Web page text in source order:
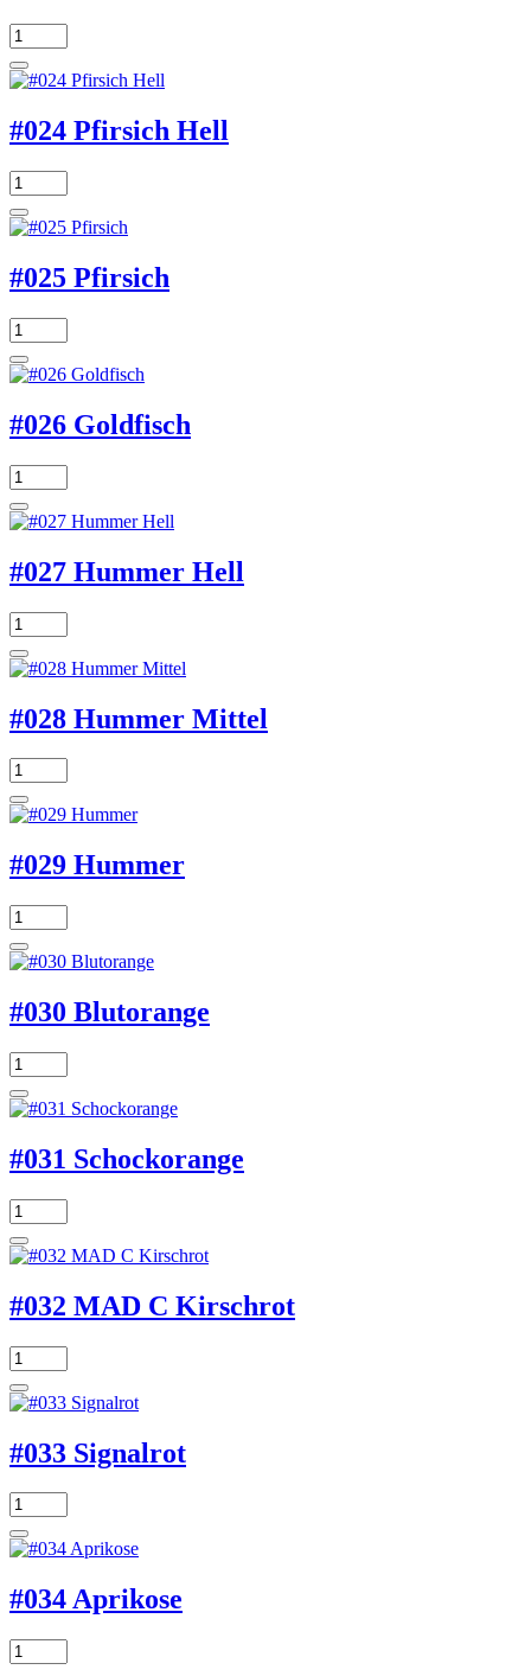
#024 Pfirsich Hell
#025 Pfirsich
#026 Goldfisch
#027 Hummer Hell
#028 Hummer Mittel
#029 Hummer
#030 Blutorange
#031 Schockorange
#032 MAD C Kirschrot
#033 Signalrot
#034 Aprikose